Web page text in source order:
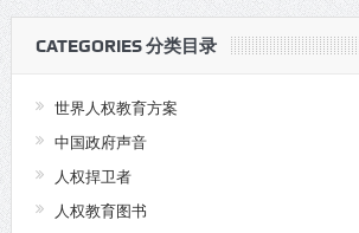
CATEGORIES 分类目录
世界人权教育方案
中国政府声音
人权捍卫者
人权教育图书